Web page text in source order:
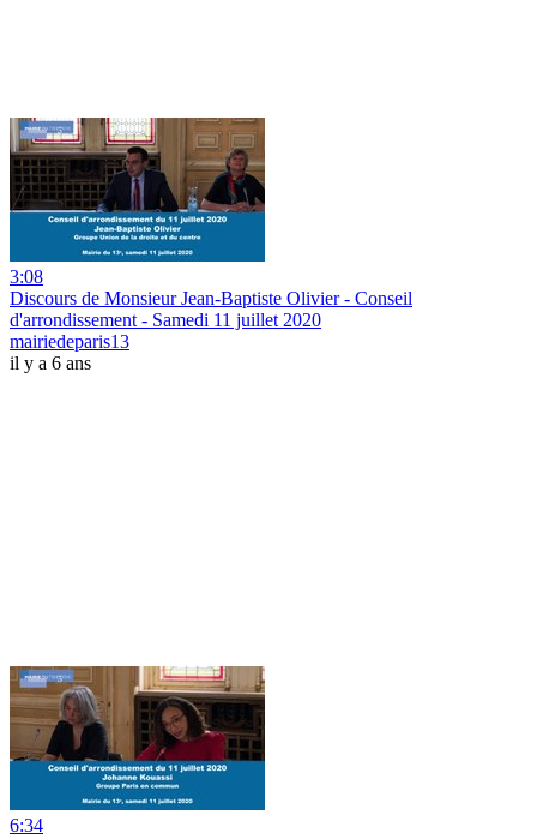
3:08
Discours de Monsieur Jean-Baptiste Olivier - Conseil
d'arrondissement - Samedi 11 juillet 2020
mairiedeparis13
il y a 6 ans
6:34